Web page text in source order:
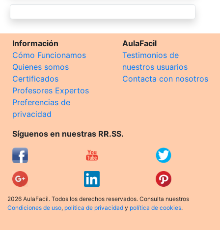
Información
Cómo Funcionamos
Quienes somos
Certificados
Profesores Expertos
Preferencias de
privacidad
AulaFacil
Testimonios de
nuestros usuarios
Contacta con nosotros
Síguenos en nuestras RR.SS.
2026 AulaFacil. Todos los derechos reservados. Consulta nuestros
Condiciones de uso, política de privacidad y política de cookies.